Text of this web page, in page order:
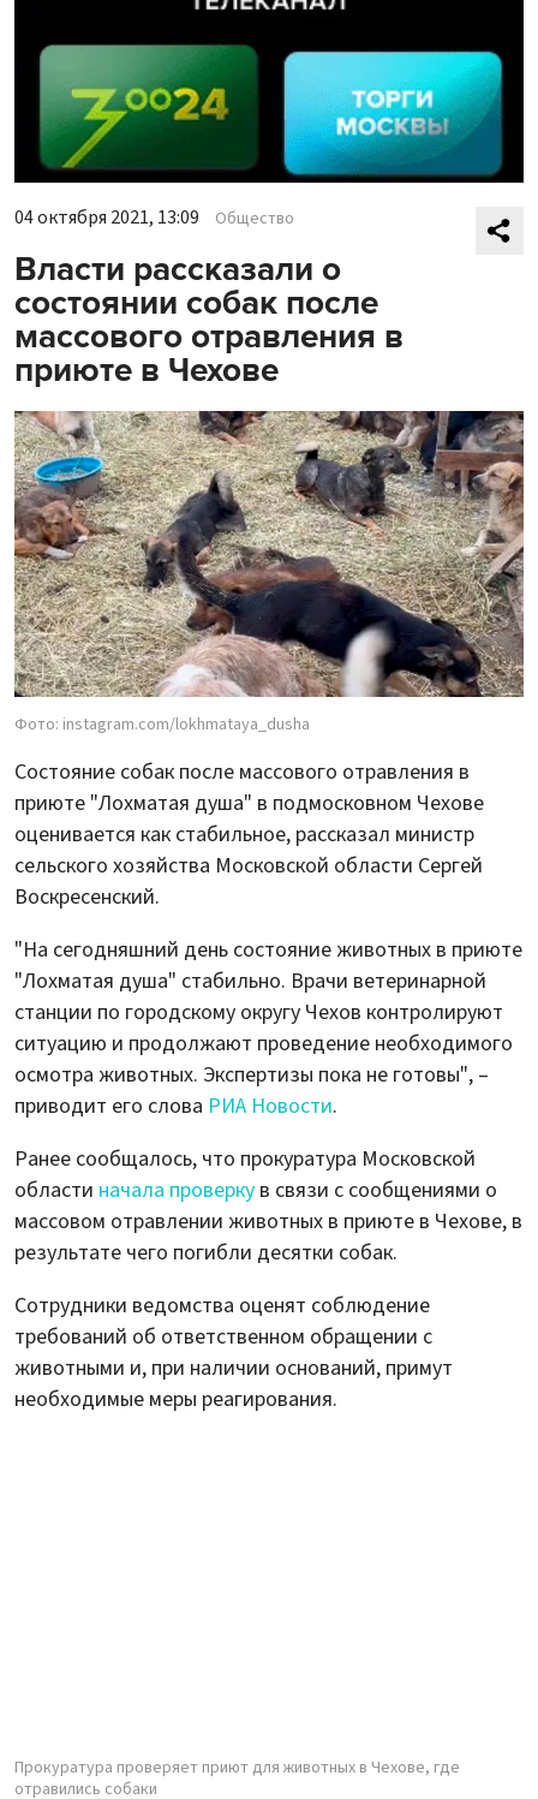
04 октября 2021, 13:09 Общество
Власти рассказали о
состоянии собак после
массового отравления в
приюте в Чехове
Фото: instagram.com/lokhmataya_dusha
Состояние собак после массового отравления в
приюте "Лохматая душа" в подмосковном Чехове
оценивается как стабильное, рассказал министр
сельского хозяйства Московской области Сергей
Воскресенский.
"На сегодняшний день состояние животных в приюте
"Лохматая душа" стабильно. Врачи ветеринарной
станции по городскому округу Чехов контролируют
ситуацию и продолжают проведение необходимого
осмотра животных. Экспертизы пока не готовы", –
приводит его слова РИА Новости.
Ранее сообщалось, что прокуратура Московской
области начала проверку в связи с сообщениями о
массовом отравлении животных в приюте в Чехове, в
результате чего погибли десятки собак.
Сотрудники ведомства оценят соблюдение
требований об ответственном обращении с
животными и, при наличии оснований, примут
необходимые меры реагирования.
Прокуратура проверяет приют для животных в Чехове, где
отравились собаки